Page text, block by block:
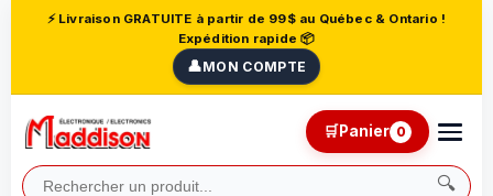
⚡ Livraison GRATUITE à partir de 99$ au Québec & Ontario !
Expédition rapide 📦
👤MON COMPTE
🔍
🛒Panier 0